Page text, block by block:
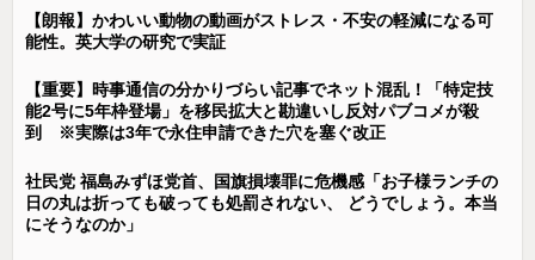
【朗報】かわいい動物の動画がストレス・不安の軽減になる可
能性。英大学の研究で実証
【重要】時事通信の分かりづらい記事でネット混乱！「特定技
能2号に5年枠登場」を移民拡大と勘違いし反対パブコメが殺
到 ※実際は3年で永住申請できた穴を塞ぐ改正
社民党 福島みずほ党首、国旗損壊罪に危機感「お子様ランチの
日の丸は折っても破っても処罰されない、 どうでしょう。本当
にそうなのか」